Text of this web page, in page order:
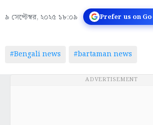
৯ সেপ্টেম্বর, ২০২৫ ১৮:০৯ Prefer us on
#Bengali news #bartaman news
ADVERTISEMENT